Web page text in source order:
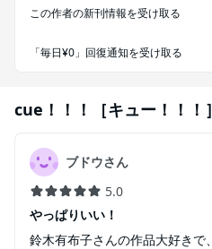
この作者の新刊情報を受け取る
「毎日¥0」回復通知を受け取る
cue！！！［キュー！！！］
ブドウさん
5.0
やっぱりいい！
鈴木有布子さんの作品大好きで、